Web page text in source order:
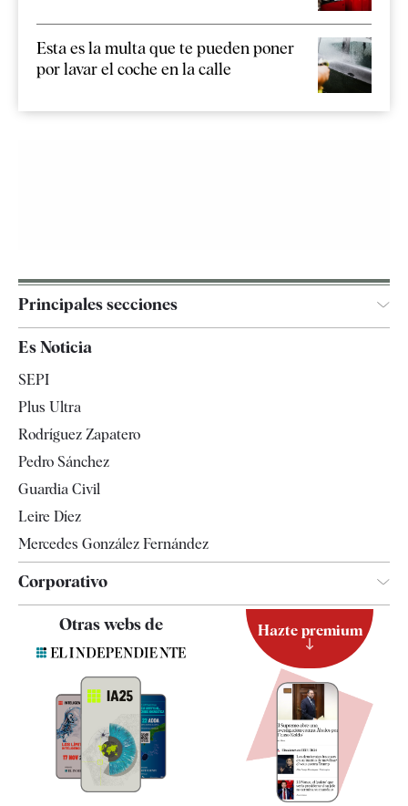
Esta es la multa que te pueden poner
por lavar el coche en la calle
Principales secciones
España
Televisión
Es Noticia
SEPI
Plus Ultra
Rodríguez Zapatero
Pedro Sánchez
Guardia Civil
Leire Díez
Mercedes González Fernández
Corporativo
Contacto
Quiénes somos
Especificaciones
Otras webs de Hazte premium